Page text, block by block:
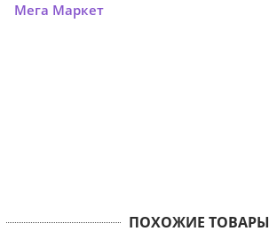
Мега Маркет
ПОХОЖИЕ ТОВАРЫ